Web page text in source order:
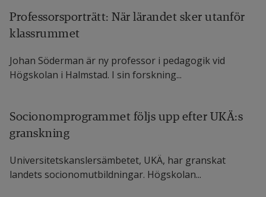
Professorsporträtt: När lärandet sker utanför
klassrummet
Johan Söderman är ny professor i pedagogik vid
Högskolan i Halmstad. I sin forskning...
Socionomprogrammet följs upp efter UKÄ:s
granskning
Universitetskanslersämbetet, UKÄ, har granskat
landets socionomutbildningar. Högskolan...